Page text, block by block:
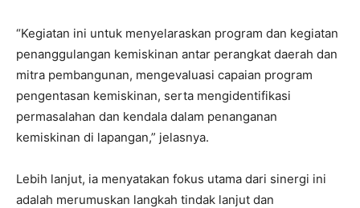
“Kegiatan ini untuk menyelaraskan program dan kegiatan
penanggulangan kemiskinan antar perangkat daerah dan
mitra pembangunan, mengevaluasi capaian program
pengentasan kemiskinan, serta mengidentifikasi
permasalahan dan kendala dalam penanganan
kemiskinan di lapangan,” jelasnya.
Lebih lanjut, ia menyatakan fokus utama dari sinergi ini
adalah merumuskan langkah tindak lanjut dan